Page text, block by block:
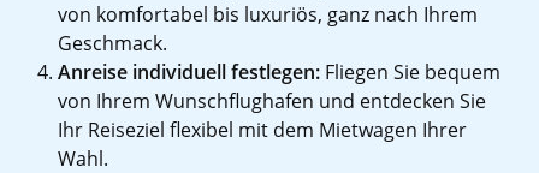
von komfortabel bis luxuriös, ganz nach Ihrem
Geschmack.
Anreise individuell festlegen: Fliegen Sie bequem
von Ihrem Wunschflughafen und entdecken Sie
Ihr Reiseziel flexibel mit dem Mietwagen Ihrer
Wahl.